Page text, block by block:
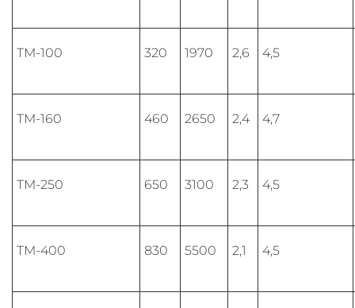
ТМ-100 320 1970 2,6 4,5
ТМ-160 460 2650 2,4 4,7
ТМ-250 650 3100 2,3 4,5
ТМ-400 830 5500 2,1 4,5